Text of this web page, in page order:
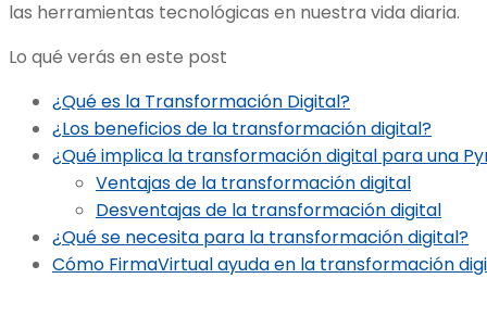
las herramientas tecnológicas en nuestra vida diaria.
Lo qué verás en este post
¿Qué es la Transformación Digital?
¿Los beneficios de la transformación digital?
¿Qué implica la transformación digital para una
Ventajas de la transformación digital
Desventajas de la transformación digital
¿Qué se necesita para la transformación digital?
Cómo FirmaVirtual ayuda en la transformación